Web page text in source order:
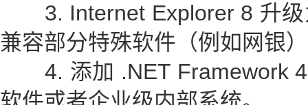
3. Internet Explorer 8 升级
兼容部分特殊软件（例如网银
4. 添加 .NET Framework